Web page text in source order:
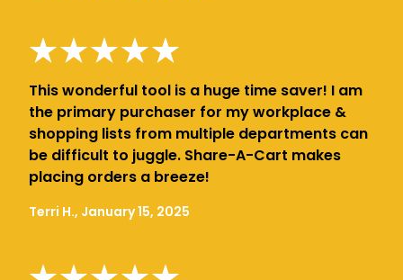
This wonderful tool is a huge time saver! I am
the primary purchaser for my workplace &
shopping lists from multiple departments can
be difficult to juggle. Share-A-Cart makes
placing orders a breeze!
Terri H., January 15, 2025